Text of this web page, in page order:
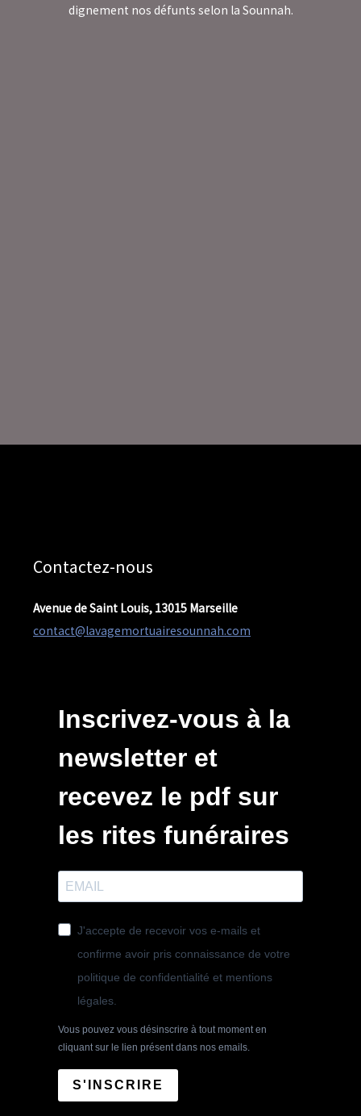
dignement nos défunts selon la Sounnah.
Contactez-nous
Avenue de Saint Louis, 13015 Marseille
contact@lavagemortuairesounnah.com
Inscrivez-vous à la
newsletter et
recevez le pdf sur
les rites funéraires
J'accepte de recevoir vos e-mails et
confirme avoir pris connaissance de votre
politique de confidentialité et mentions
légales.
Vous pouvez vous désinscrire à tout moment en
cliquant sur le lien présent dans nos emails.
S'INSCRIRE